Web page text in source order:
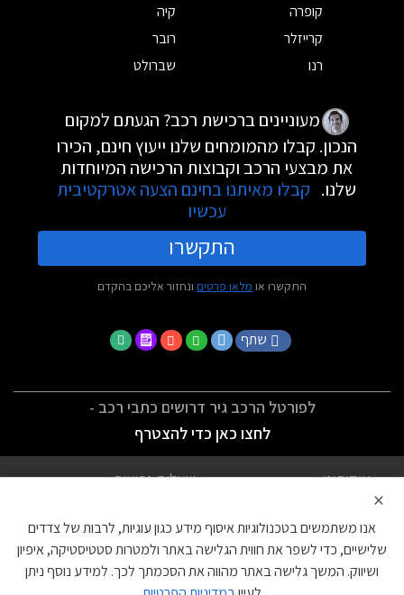
קופרה
קיה
קרייזלר
רובר
רנו
שברולט
מעוניינים ברכישת רכב? הגעתם למקום
הנכון. קבלו מהמומחים שלנו ייעוץ חינם, הכירו
את מבצעי הרכב וקבוצות הרכישה המיוחדות
שלנו. קבלו מאיתנו בחינם הצעה אטרקטיבית
עכשיו
התקשרו
התקשרו או מלאו פרטים ונחזור אליכם בהקדם
שתף
לפורטל הרכב גיר דרושים כתבי רכב -
לחצו כאן כדי להצטרף
אודותינו
שאלות נפוצות
הצהרת נגישות
צור קשר
עוגיות
×
אנו משתמשים בטכנולוגיות איסוף מידע כגון עוגיות, לרבות של צדדים
שלישיים, כדי לשפר את חווית הגלישה באתר ולמטרות סטטיסטיקה, איפיון
ושיווק. המשך גלישה באתר מהווה את הסכמתך לכך. למידע נוסף ניתן